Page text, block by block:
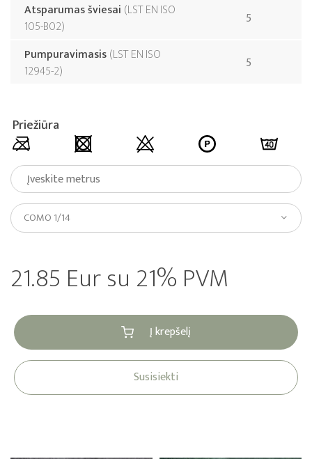
Atsparumas šviesai LST EN ISO
105-B02
5
Pumpuravimasis LST EN ISO
12945-2
5
Priežiūra
COMO 1/14
21.85 Eur su 21% PVM
Į krepšelį
Susisiekti